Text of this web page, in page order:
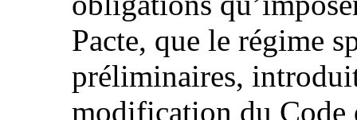
Pacte, que le régime
préliminaires,
modification du Code